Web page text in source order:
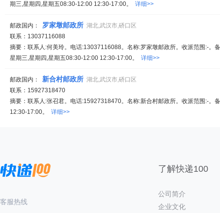
期三,星期四,星期五08:30-12:00 12:30-17:00。 详细>>
邮政国内： 罗家墩邮政所 湖北,武汉市,硚口区
联系：13037116088
摘要：联系人:何美玲。电话:13037116088。名称:罗家墩邮政所。收派范围:-。
星期三,星期四,星期五08:30-12:00 12:30-17:00。 详细>>
邮政国内： 新合村邮政所 湖北,武汉市,硚口区
联系：15927318470
摘要：联系人:张召君。电话:15927318470。名称:新合村邮政所。收派范围:-。
12:30-17:00。 详细>>
客服热线
了解快递100
公司简介
企业文化